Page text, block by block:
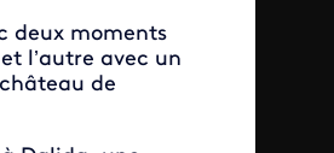
deux moments
et l’autre avec un
de